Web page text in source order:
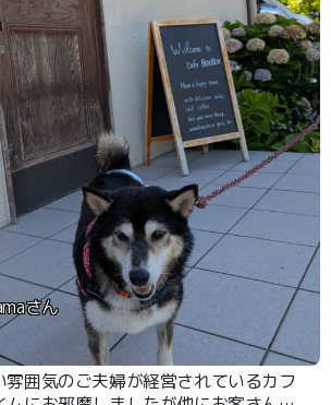
さん
雰囲気のご夫婦が経営されているカフ